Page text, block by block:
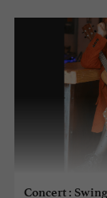
Concert :